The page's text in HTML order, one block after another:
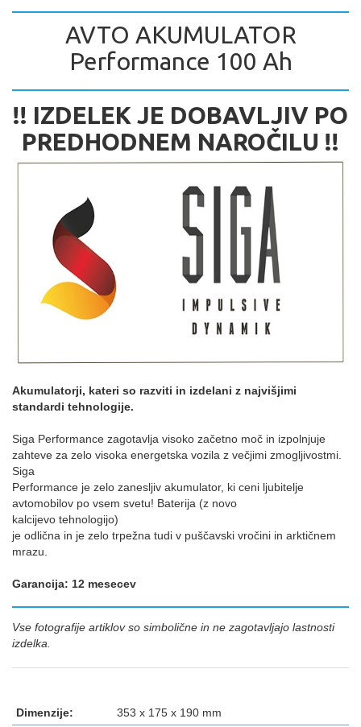
AVTO AKUMULATOR
Performance 100 Ah
!! IZDELEK JE DOBAVLJIV PO
PREDHODNEM NAROČILU !!
Akumulatorji, kateri so razviti in izdelani z najvišjimi
standardi tehnologije.
Siga Performance zagotavlja visoko začetno moč in izpolnjuje
zahteve za zelo visoka energetska vozila z večjimi zmogljivostmi.
Siga
Performance je zelo zanesljiv akumulator, ki ceni ljubitelje
avtomobilov po vsem svetu! Baterija (z novo
kalcijevo tehnologijo)
je odlična in je zelo trpežna tudi v puščavski vročini in arktičnem
mrazu.
Garancija: 12 mesecev
Vse fotografije artiklov so simbolične in ne zagotavljajo lastnosti
izdelka.
Dimenzije:
353 x 175 x 190 mm